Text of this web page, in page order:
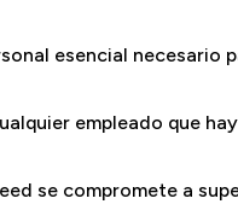
esencial necesario
empleado que
se compromete a